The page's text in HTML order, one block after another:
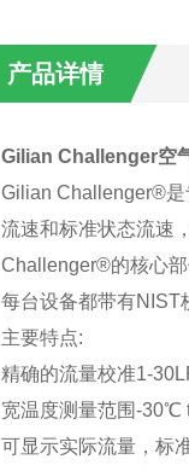
产品详情
Gilian Challenger空
Gilian Challenger®
流速和标准状态流速
Challenger®的核心部
每台设备都带有NIST
主要特点:
精确的流量校准1-
宽温度测量范围-
可显示实际流量，标